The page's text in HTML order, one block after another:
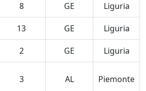
8 GE Liguria
13 GE Liguria
2 GE Liguria
3 AL Piemonte